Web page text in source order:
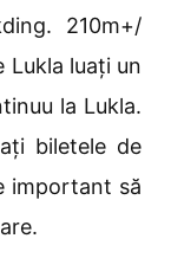
210m+/
Lukla luați un
la Lukla.
biletele de
important să